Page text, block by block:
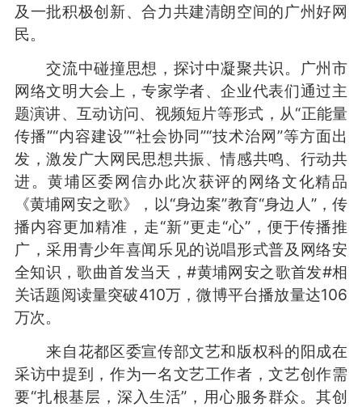
及一批积极创新、合力共建清朗空间的广州好网
民。
交流中碰撞思想，探讨中凝聚共识。广州市
网络文明大会上，专家学者、企业代表们通过主
题演讲、互动访问、视频短片等形式，从“正能量
传播”“内容建设”“社会协同”“技术治网”等方面出
发，激发广大网民思想共振、情感共鸣、行动共
进。黄埔区委网信办此次获评的网络文化精品
《黄埔网安之歌》，以“身边案”教育“身边人”，传
播内容更加精准，走“新”更走“心”，便于传播推
广，采用青少年喜闻乐见的说唱形式普及网络安
全知识，歌曲首发当天，#黄埔网安之歌首发#相
关话题阅读量突破410万，微博平台播放量达106
万次。
来自花都区委宣传部文艺和版权科的阳成在
采访中提到，作为一名文艺工作者，文艺创作需
要“扎根基层，深入生活”，用心服务群众。其创